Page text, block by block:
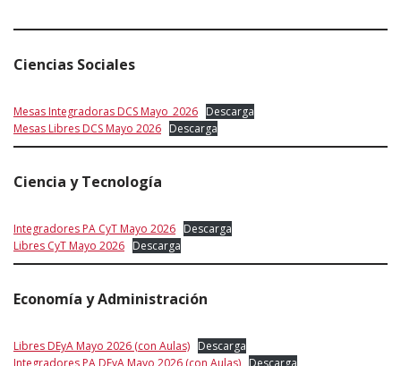
Ciencias Sociales
Mesas Integradoras DCS Mayo_2026 Descarga
Mesas Libres DCS Mayo 2026 Descarga
Ciencia y Tecnología
Integradores PA CyT Mayo 2026 Descarga
Libres CyT Mayo 2026 Descarga
Economía y Administración
Libres DEyA Mayo 2026 (con Aulas) Descarga
Integradores PA DEyA Mayo 2026 (con Aulas) Descarga